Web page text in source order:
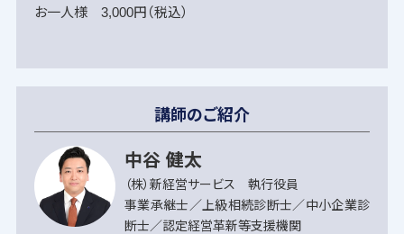
お一人様 3,000円（税込）
講師のご紹介
中谷 健太
（株）新経営サービス 執行役員
事業承継士／上級相続診断士／中小企業診
断士／認定経営革新等支援機関